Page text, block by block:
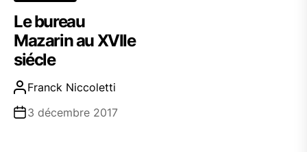
Le bureau
Mazarin au XVIIe
siécle
Franck Niccoletti
3 décembre 2017